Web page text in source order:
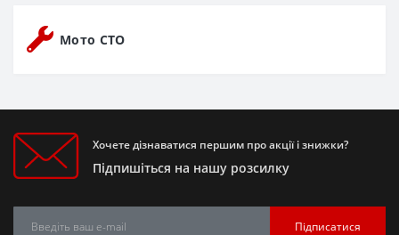
Мото СТО
Хочете дізнаватися першим про акції і знижки?
Підпишіться на нашу розсилку
Підписатися